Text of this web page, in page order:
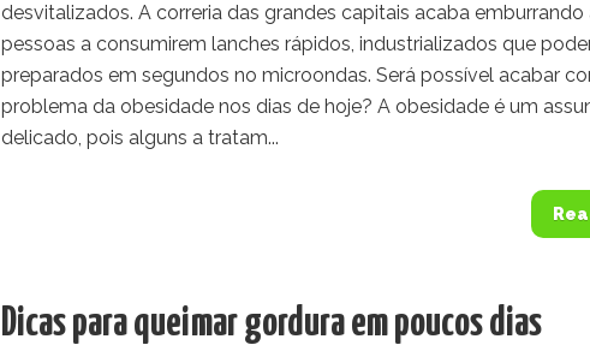
desvitalizados. A correria das grandes capitais acaba emburrando
pessoas a consumirem lanches rápidos, industrializados que
preparados em segundos no microondas. Será possível acabar
problema da obesidade nos dias de hoje? A obesidade é um
delicado, pois alguns a tratam...
Dicas para queimar gordura em poucos dias